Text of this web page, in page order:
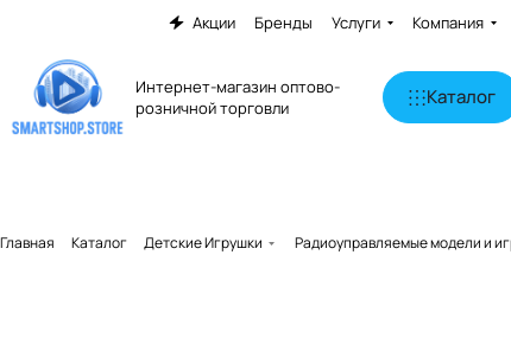
Акции Бренды Услуги Компания
Интернет-магазин оптово-
розничной торговли
Каталог
Главная Каталог Детские Игрушки Радиоуправляемые модели и